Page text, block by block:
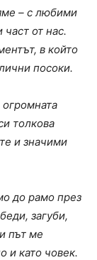
– с любими
от нас.
в който
посоки.
толкова
и значими
до рамо през
загуби,
път ме
и като човек.